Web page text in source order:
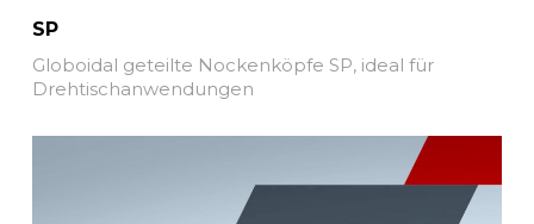
SP
Globoidal geteilte Nockenköpfe SP, ideal für
Drehtischanwendungen